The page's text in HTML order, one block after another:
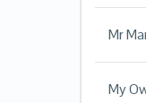
Mr
My